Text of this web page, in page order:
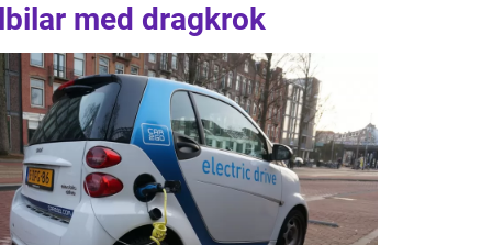
med dragkrok